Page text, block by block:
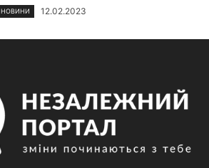
НОВИНИ 12.02.2023